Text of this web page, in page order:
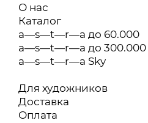
О нас
Каталог
a—s—t—r—a до 60.000
a—s—t—r—a до 300.000
a—s—t—r—a Sky
Для художников
Доставка
Оплата